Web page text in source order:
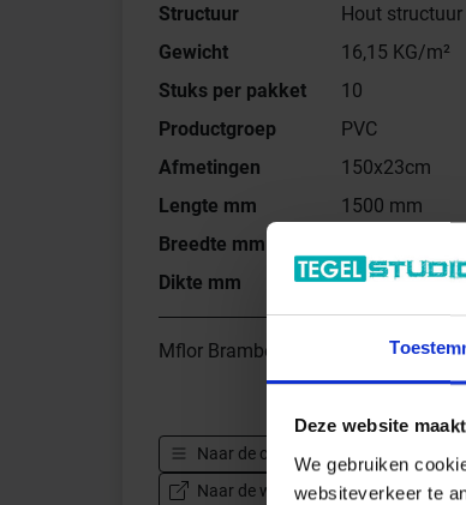
Deze website
We gebruiken
websiteverkeer te
Structuur
Hout structuur
Gewicht
16,15 KG/m²
Stuks per pakket
10
Productgroep
PVC
Afmetingen
150x23cm
Lengte mm
1500 mm
Breedte mm
Dikte mm
2.5 mm
Mflor Bramber Chestnut PVC
Naar de complete serie Mflor
Naar de website van de fabrikant